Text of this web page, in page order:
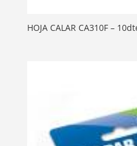
HOJA CALAR CA310F –